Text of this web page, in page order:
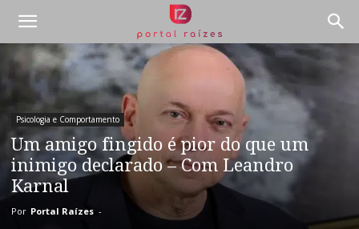
Psicologia e Comportamento
Um amigo fingido é pior do que um
inimigo declarado – Com Leandro
Karnal
Por Portal Raízes -